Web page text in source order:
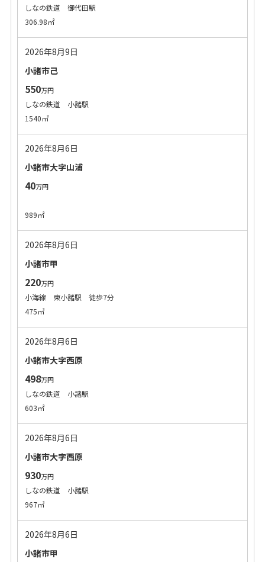
しなの鉄道 御代田駅
306.98㎡
2026年8月9日
小諸市己
550万円
しなの鉄道 小諸駅
1540㎡
2026年8月6日
小諸市大字山浦
40万円
989㎡
2026年8月6日
小諸市甲
220万円
小海線 東小諸駅 徒歩7分
475㎡
2026年8月6日
小諸市大字西原
498万円
しなの鉄道 小諸駅
603㎡
2026年8月6日
小諸市大字西原
930万円
しなの鉄道 小諸駅
967㎡
2026年8月6日
小諸市甲